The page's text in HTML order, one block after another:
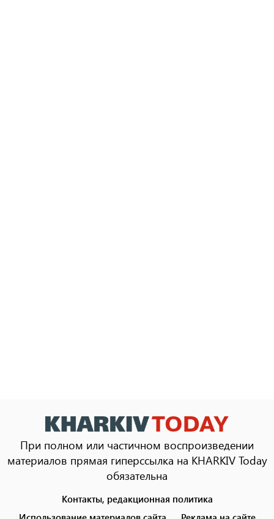
При полном или частичном воспроизведении
материалов прямая гиперссылка на KHARKIV Today
обязательна
Контакты, редакционная политика